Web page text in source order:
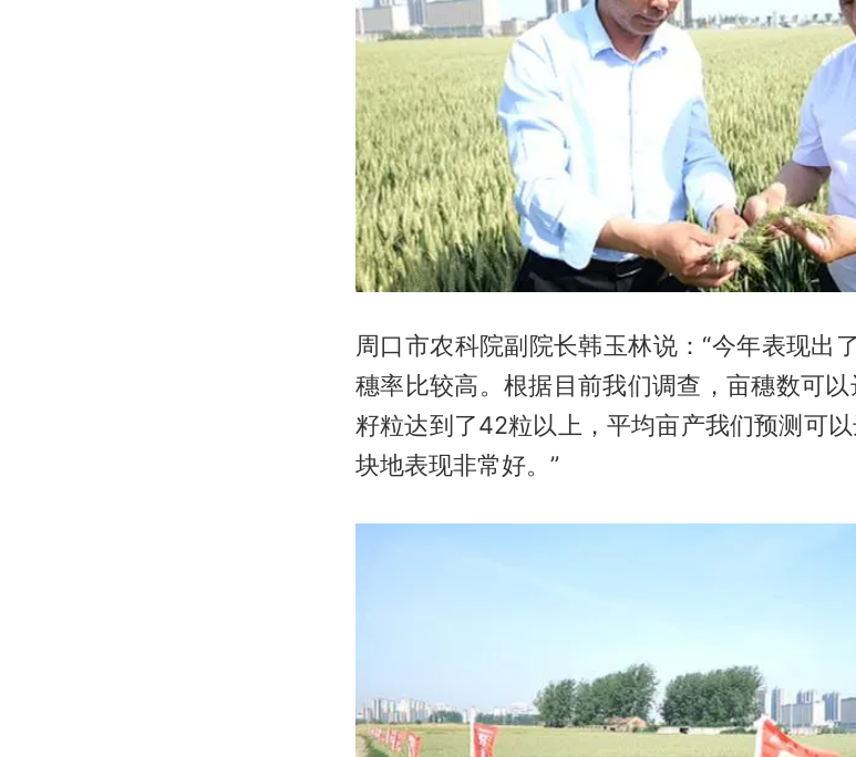
周口市农科院副院长韩玉林说：“今年表现出
穗率比较高。根据目前我们调查，亩穗数可
籽粒达到了42粒以上，平均亩产我们预测可
块地表现非常好。”